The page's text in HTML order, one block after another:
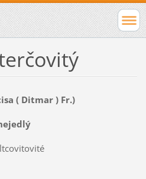
( Ditmar ) Fr.)